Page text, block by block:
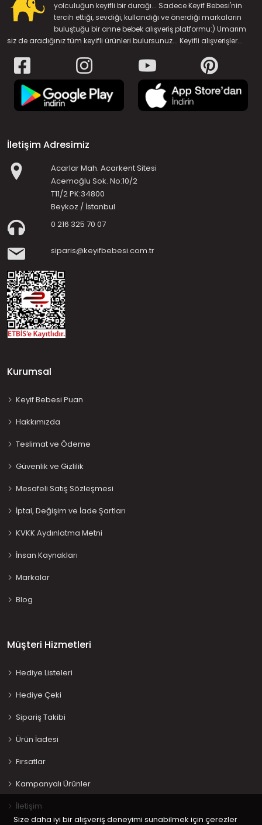
yolculuğun keyifli bir durağı... Sadece Keyif Bebesi'nin
tercih ettiği, sevdiği, kullandığı ve önerdiği markaların
buluştuğu bir anne bebek alışveriş platformu:) Umarım
siz de aradığınız tüm keyifli ürünleri bulursunuz... Keyifli alışverişler...
İletişim Adresimiz
Acarlar Mah. Acarkent Sitesi
Acemoğlu Sok. No:10/2
T11/2 PK:34800
Beykoz / İstanbul
0 216 325 70 07
siparis@keyifbebesi.com.tr
Kurumsal
Keyif Bebesi Puan
Hakkımızda
Teslimat ve Ödeme
Güvenlik ve Gizlilik
Mesafeli Satış Sözleşmesi
İptal, Değişim ve İade Şartları
KVKK Aydınlatma Metni
İnsan Kaynakları
Markalar
Blog
Müşteri Hizmetleri
Hediye Listeleri
Hediye Çeki
Sipariş Takibi
Ürün İadesi
Fırsatlar
Kampanyalı Ürünler
İletişim
Size daha iyi bir alışveriş deneyimi sunabilmek için çerezler